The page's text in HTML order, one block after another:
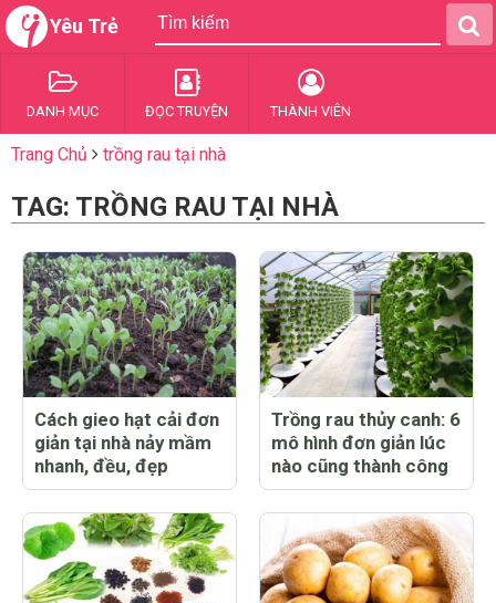
Yêu Trẻ
DANH MỤC ĐỌC TRUYỆN THÀNH VIÊN
Trang Chủ trồng rau tại nhà
TAG: TRỒNG RAU TẠI NHÀ
Cách gieo hạt cải đơn
giản tại nhà nảy mầm
nhanh, đều, đẹp
Trồng rau thủy canh: 6
mô hình đơn giản lúc
nào cũng thành công